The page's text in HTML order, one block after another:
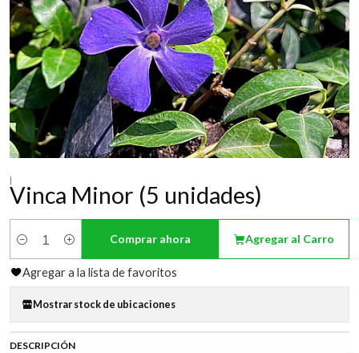
|
Vinca Minor (5 unidades)
Cantidad
Agregar al Carro
Comprar ahora
Agregar a la lista de favoritos
Mostrar stock de ubicaciones
DESCRIPCIÓN